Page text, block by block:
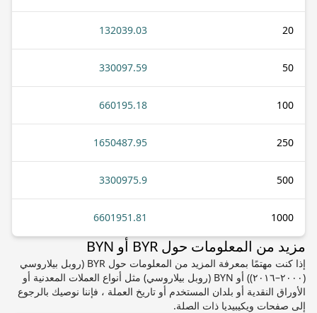
20
132039.03
50
330097.59
100
660195.18
250
1650487.95
500
3300975.9
1000
6601951.81
مزيد من المعلومات حول BYR أو BYN
إذا كنت مهتمًا بمعرفة المزيد من المعلومات حول BYR (روبل بيلاروسي
(٢٠٠٠–٢٠١٦)) أو BYN (روبل بيلاروسي) مثل أنواع العملات المعدنية أو
الأوراق النقدية أو بلدان المستخدم أو تاريخ العملة ، فإننا نوصيك بالرجوع
إلى صفحات ويكيبيديا ذات الصلة.